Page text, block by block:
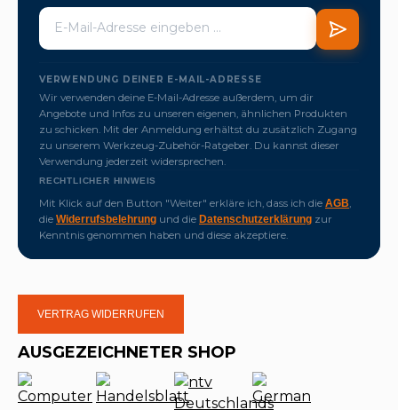
VERWENDUNG DEINER E-MAIL-ADRESSE
Wir verwenden deine E-Mail-Adresse außerdem, um dir
Angebote und Infos zu unseren eigenen, ähnlichen Produkten
zu schicken. Mit der Anmeldung erhältst du zusätzlich Zugang
zu unserem Werkzeug-Zubehör-Ratgeber. Du kannst dieser
Verwendung jederzeit widersprechen.
RECHTLICHER HINWEIS
Mit Klick auf den Button "Weiter" erkläre ich, dass ich die AGB
die Widerrufsbelehrung und die Datenschutzerklärung zur
Kenntnis genommen haben und diese akzeptiere.
VERTRAG WIDERRUFEN
AUSGEZEICHNETER SHOP